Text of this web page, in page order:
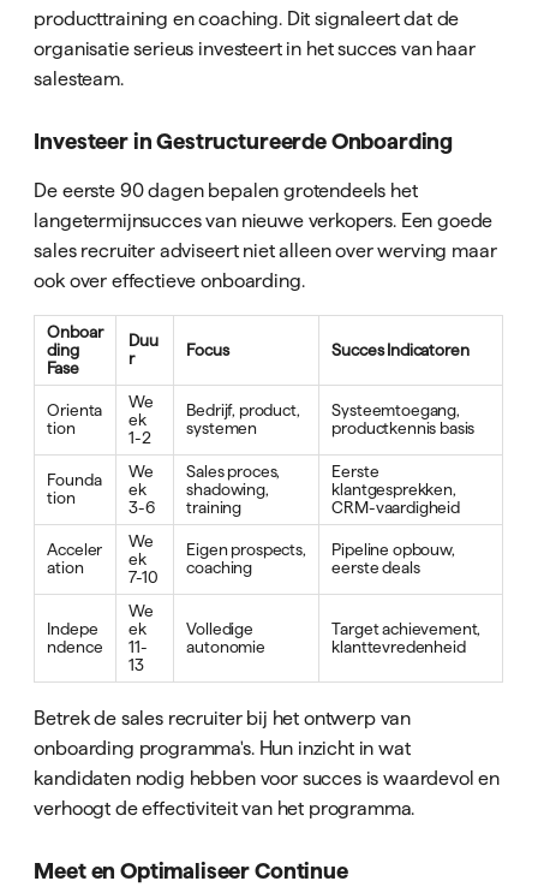
producttraining en coaching. Dit signaleert dat de
organisatie serieus investeert in het succes van haar
salesteam.
Investeer in Gestructureerde Onboarding
De eerste 90 dagen bepalen grotendeels het
langetermijnsucces van nieuwe verkopers. Een goede
sales recruiter adviseert niet alleen over werving maar
ook over effectieve onboarding.
Onboar
ding
Fase
Duu
r
Focus Succes Indicatoren
Orienta
tion
We
ek
1-2
Bedrijf, product,
systemen
Systeemtoegang,
productkennis basis
Founda
tion
We
ek
3-6
Sales proces,
shadowing,
training
Eerste
klantgesprekken,
CRM-vaardigheid
Acceler
ation
We
ek
7-10
Eigen prospects,
coaching
Pipeline opbouw,
eerste deals
Indepe
ndence
We
ek
11-
13
Volledige
autonomie
Target achievement,
klanttevredenheid
Betrek de sales recruiter bij het ontwerp van
onboarding programma's. Hun inzicht in wat
kandidaten nodig hebben voor succes is waardevol en
verhoogt de effectiviteit van het programma.
Meet en Optimaliseer Continue